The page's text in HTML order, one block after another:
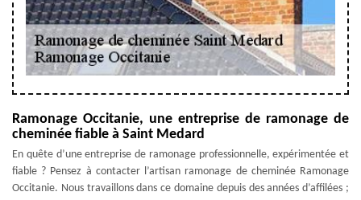
Ramonage Occitanie, une entreprise de ramonage de
cheminée fiable à Saint Medard
En quête d’une entreprise de ramonage professionnelle, expérimentée et
fiable ? Pensez à contacter l’artisan ramonage de cheminée Ramonage
Occitanie. Nous travaillons dans ce domaine depuis des années d’affilées ;